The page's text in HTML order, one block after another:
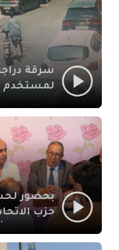
الفاسي
سرقة
لمستخدم
بمراكش
بحضور
حزب
مقراً